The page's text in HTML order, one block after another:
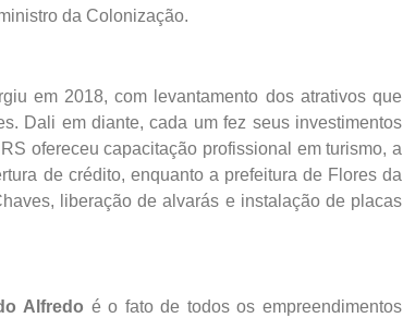
da Colonização.
em 2018, com levantamento dos atrativos que
Dali em diante, cada um fez seus investimentos
ofereceu capacitação profissional em turismo, a
de crédito, enquanto a prefeitura de Flores da
liberação de alvarás e instalação de placas
Alfredo é o fato de todos os empreendimentos